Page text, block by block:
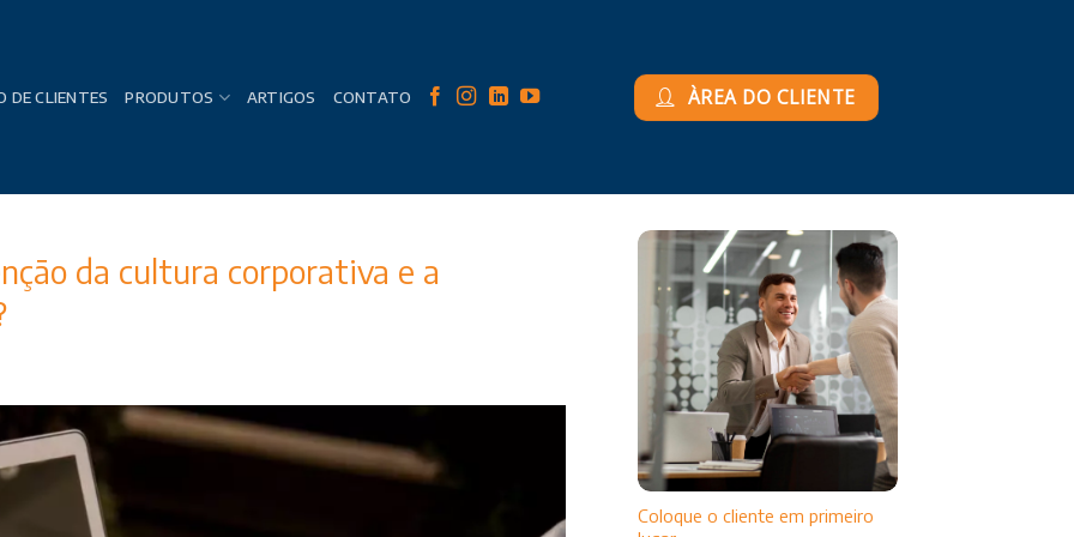
DE CLIENTES PRODUTOS ARTIGOS CONTATO ÀREA DO CLIENTE
da cultura corporativa e a
Coloque o cliente em primeiro